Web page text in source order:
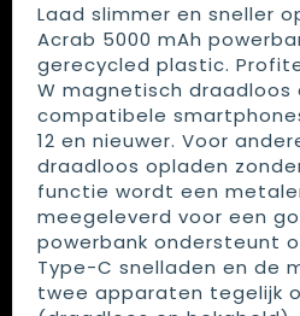
Laad slimmer en sneller
Acrab 5000 mAh
gerecycled plastic.
W magnetisch draadloos
compatibele
12 en nieuwer. Voor
draadloos opladen
functie wordt een
meegeleverd voor een
powerbank ondersteunt
Type-C snelladen en de
twee apparaten tegelijk